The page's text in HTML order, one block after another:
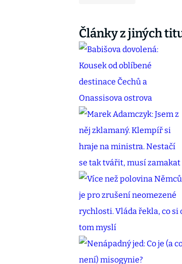
Články z jiných